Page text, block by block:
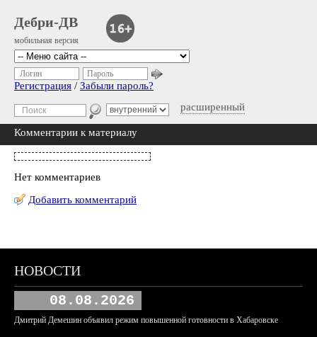
Дебри-ДВ
мобильная версия
расширенный
Логин Пароль
Регистрация / Забыли пароль?
Комментарии к материалу
Нет комментариев
Добавить комментарий
НОВОСТИ
08.08.2026
Дмитрий Демешин объявил режим повышенной готовности в Хабаровске